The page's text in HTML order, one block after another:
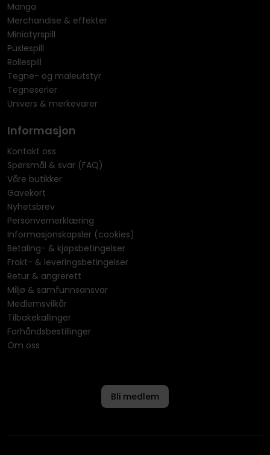
Manga
Merchandise & effekter
Miniatyrspill
Puslespill
Rollespill
Tegne- og maleutstyr
Tegneserier
Univers & merkevarer
Informasjon
Kontakt oss
Spørsmål & svar (FAQ)
Våre butikker
Gavekort
Nyhetsbrev
Personvernerklæring
Informasjonskapsler (cookies)
Betaling- & kjøpsbetingelser
Frakt- & leveringsbetingelser
Retur & angrerett
Miljø & samfunnsansvar
Medlemsvilkår
Tilbakekallinger
Forhåndsbestillinger
Om oss
Bli medlem